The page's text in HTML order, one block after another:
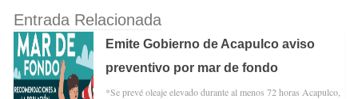
Entrada Relacionada
Emite Gobierno de Acapulco aviso
preventivo por mar de fondo
*Se prevé oleaje elevado durante al menos 72 horas Acapulco,